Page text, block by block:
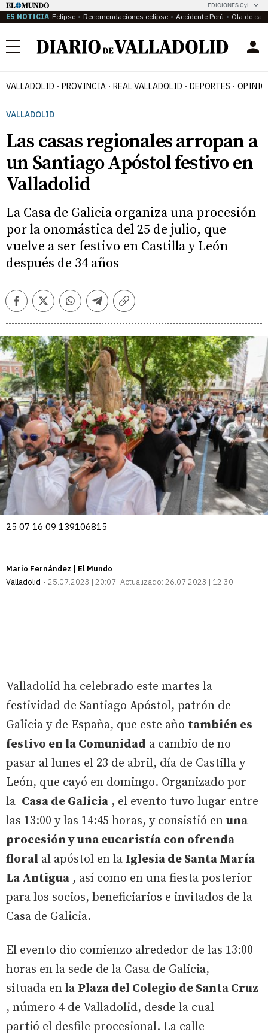
EDICIONES CyL
ES NOTICIA Eclipse Recomendaciones eclipse Accidente Perú Ola de
Menú
VALLADOLID PROVINCIA REAL VALLADOLID DEPORTES
VALLADOLID
Las casas regionales arropan a
un Santiago Apóstol festivo en
Valladolid
La Casa de Galicia organiza una procesión
por la onomástica del 25 de julio, que
vuelve a ser festivo en Castilla y León
después de 34 años
FacebookTwitterWhatsappTelegramCopiar
25 07 16 09 139106815
Mario Fernández | El Mundo
Valladolid
25.07.2023 | 20:07 Actualizado: 26.07.2023 | 12:30
Valladolid ha celebrado este martes la
festividad de Santiago Apóstol, patrón de
Galicia y de España, que este año también es
festivo en la Comunidad a cambio de no
pasar al lunes el 23 de abril, día de Castilla y
León, que cayó en domingo. Organizado por
la Casa de Galicia , el evento tuvo lugar entre
las 13:00 y las 14:45 horas, y consistió en una
procesión y una eucaristía con ofrenda
floral al apóstol en la Iglesia de Santa María
La Antigua , así como en una fiesta posterior
para los socios, beneficiarios e invitados de la
Casa de Galicia.
El evento dio comienzo alrededor de las 13:00
horas en la sede de la Casa de Galicia,
situada en la Plaza del Colegio de Santa Cruz
, número 4 de Valladolid, desde la cual
partió el desfile procesional. La calle